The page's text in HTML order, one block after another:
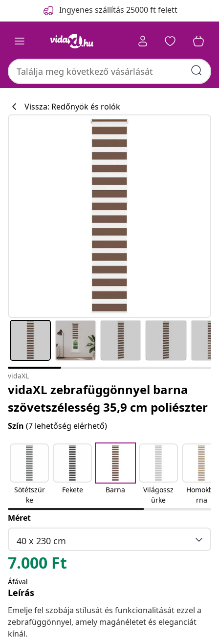
Ingyenes szállítás 25000 ft felett
Vissza: Redőnyök és rolók
vidaXL
vidaXL zebrafüggönnyel barna
szövetszélesség 35,9 cm poliészter
Szín (7 lehetőség elérhető)
Sötétszür
ke
Fekete Barna
Világossz
ürke
Homokba
rna
Méret
40 x 230 cm
7.000 Ft
Áfával
Leírás
Emelje fel szobája stílusát és funkcionalitását ezzel a
zebrafüggönnyel, amely magánéletet és eleganciát
kínál.